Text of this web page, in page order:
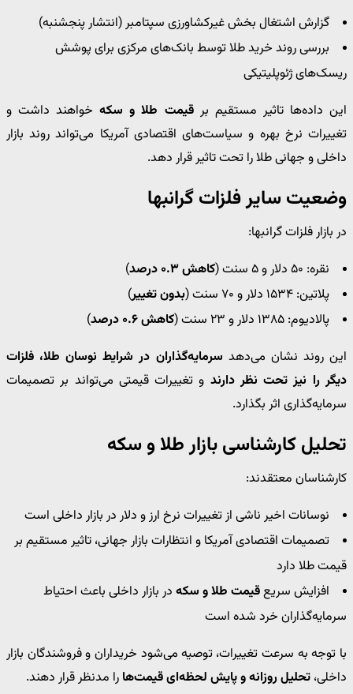
گزارش اشتغال بخش غیرکشاورزی سپتامبر (انتشار پنجشنبه)
بررسی روند خرید طلا توسط بانک‌های مرکزی برای پوشش
ریسک‌های ژئوپلیتیکی
این داده‌ها تاثیر مستقیم برقیمت طلا و سکهخواهند داشت و
تغییرات نرخ بهره و سیاست‌های اقتصادی آمریکا می‌تواند روند بازار
داخلی و جهانی طلا را تحت تاثیر قرار دهد.
وضعیت سایر فلزات گرانبها
در بازار فلزات گرانبها:
نقره: ۵۰ دلار و ۵ سنت (
کاهش ۰.۳ درصد
)
پلاتین: ۱۵۳۴ دلار و ۷۰ سنت (
بدون تغییر)
پالادیوم: ۱۳۸۵ دلار و ۲۳ سنت (
کاهش ۰.۶ درصد
)
این روند نشان می‌دهد سرمایه‌گذاران در شرایط نوسان طلا، فلزات
دیگر را نیز تحت نظر دارند و تغییرات قیمتی می‌تواند بر تصمیمات
سرمایه‌گذاری اثر بگذارد.
تحلیل کارشناسی بازار طلا و سکه
کارشناسان معتقدند:
نوسانات اخیر ناشی از تغییرات نرخ ارز و دلار در بازار داخلی است
تصمیمات اقتصادی آمریکا و انتظارات بازار جهانی، تاثیر مستقیم بر
قیمت طلا دارد
افزایش سریعقیمت طلا و سکه در بازار داخلی باعث احتیاط
سرمایه‌گذاران خرد شده است
با توجه به سرعت تغییرات، توصیه می‌شود خریداران و فروشندگان بازار
داخلی، تحلیل روزانه و پایش لحظه‌ای قیمت‌ها را مدنظر قرار دهند.